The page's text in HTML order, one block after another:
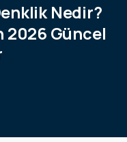
Nedir?
2026 Güncel